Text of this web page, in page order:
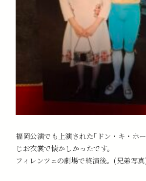
福岡公演でも上演された｢ドン・キ・ホ
じお衣裳で懐かしかったです。
フィレンツェの劇場で終演後。(兄弟写